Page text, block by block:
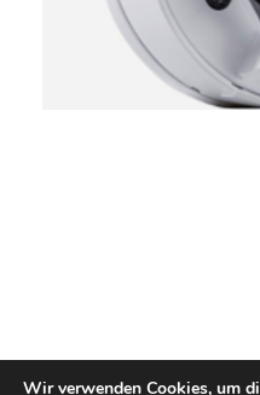
BFW
Wir verwenden Cookies, um